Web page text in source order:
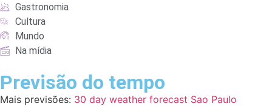
Gastronomia
Cultura
Mundo
Na mídia
Previsão do tempo
Mais previsões: 30 day weather forecast Sao Paulo